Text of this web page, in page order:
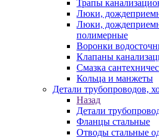
Трапы
Люки,
Люки,
полимерные
Воронки
Клапаны
Смазка
Кольца и манжеты
Детали трубопроводов,
Назад
Детали
Фланцы стальные
Отводы стальные